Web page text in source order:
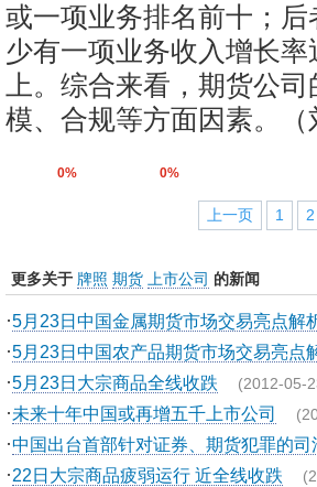
或一项业务排名前十；
少有一项业务收入增长
上。综合来看，期货公
模、合规等方面因素。（
0% 0%
上一页 1 2
更多关于 牌照 期货 上市公司 的新闻
·5月23日中国金属期货市场交易亮点解
·5月23日中国农产品期货市场交易亮点
·5月23日大宗商品全线收跌 (2012-05-
·未来十年中国或再增五千上市公司
·中国出台首部针对证券、期货犯罪的司
·22日大宗商品疲弱运行 近全线收跌